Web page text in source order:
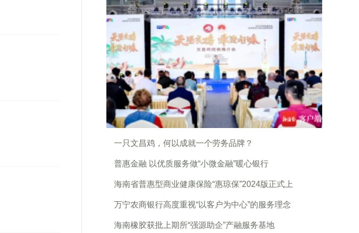
一只文昌鸡，何以成就一个劳务品牌？
普惠金融 以优质服务做“小微金融”暖心银行
海南省普惠型商业健康保险“惠琼保”2024版正式上
万宁农商银行高度重视“以客户为中心”的服务理念
海南橡胶获批上期所“强源助企”产融服务基地